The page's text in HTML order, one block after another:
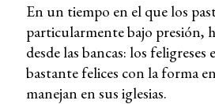
En un tiempo en el que los
particularmente bajo presión,
desde las bancas: los feligreses
bastante felices con la forma
manejan en sus iglesias.